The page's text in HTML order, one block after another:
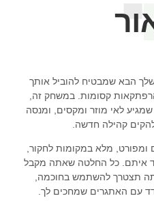
הבא שמבטיח להוביל אותך
קסומות. במשחק זה,
לאי מוזר ומקסים, ומנסה
קהילה חדשה.
מלא במקומות לחקור,
איתם. כל החלטה שאתה מקבל
תצטרך להשתמש בחוכמה,
עם האתגרים שמחכים לך.